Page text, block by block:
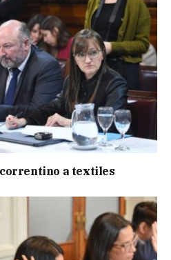
a textiles